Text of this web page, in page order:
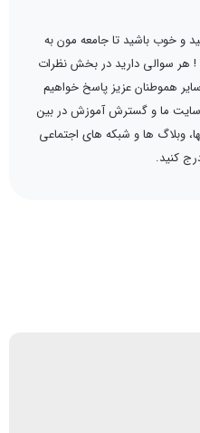
و خوب باشید تا جامعه مون به
! هر سوالی دارید در بخش نظرات
هموطنان عزیز پاسخ خواهیم
سایت ما و گسترش آموزش در بین
وبلاگ ها و شبکه های اجتماعی
کنید.